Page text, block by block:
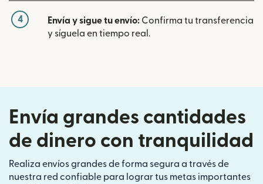
4 Envía y sigue tu envío: Confirma tu transferencia
y síguela en tiempo real.
Envía grandes cantidades
de dinero con tranquilidad
Realiza envíos grandes de forma segura a través de
nuestra red confiable para lograr tus metas importantes